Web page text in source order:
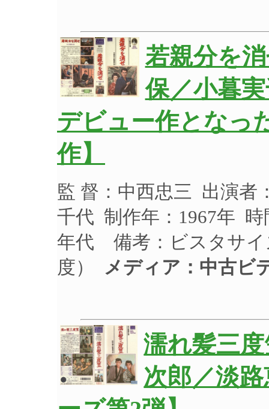
若親分を
保／小暮
デビュー作となっ
作】
監 督：中西忠三 出演者
千代 制作年：1967年 時
年代 備考：ビスタサイ
度）
メディア：中古ビ
濡れ髪三
次郎／淡